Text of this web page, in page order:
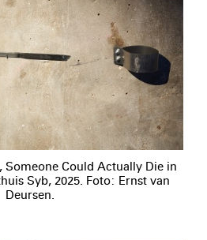
Someone Could Actually Die in
Syb, 2025. Foto: Ernst van
Deursen.